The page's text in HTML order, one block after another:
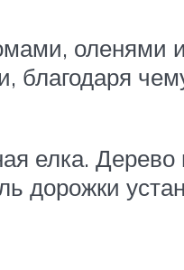
оленями
елка. Дерево
дорожки